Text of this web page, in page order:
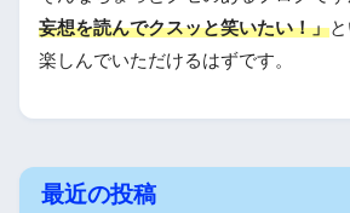
妄想を読んでクスッと笑いたい！」
楽しんでいただけるはずです。
最近の投稿